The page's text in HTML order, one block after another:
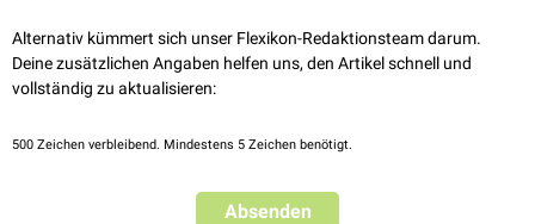
Sensibel innerviert der Nervus musculocutaneus über den Nervus
cutaneus antebrachii lateralis die Haut derlateralen(radialen)
Unterarmseite sowie Teile der Gelenkkapsel des
Alternativ kümmert sich unser Flexikon-Redaktionsteam darum.
Deine zusätzlichen Angaben helfen uns, den Artikel schnell und
vollständig zu aktualisieren:
500 Zeichen verbleibend. Mindestens 5 Zeichen benötigt.
Absenden